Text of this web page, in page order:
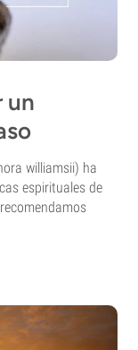
un
williamsii) ha
espirituales de